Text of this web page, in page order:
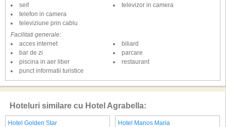
seif
telefon in camera
televiziune prin cablu
televizor in camera
Facilitati generale:
acces internet
bar de zi
biliard
parcare
piscina in aer liber
punct informatii turistice
restaurant
Hoteluri similare cu Hotel Agrabella:
Hotel Golden Star
Hotel Manos Maria